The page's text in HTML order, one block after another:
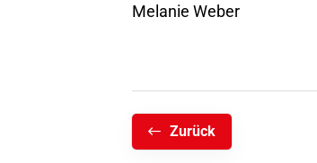
Melanie Weber
Zurück